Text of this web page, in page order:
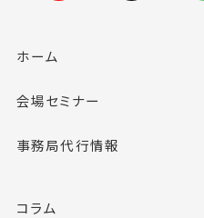
ホーム
会場セミナー
事務局代行情報
コラム